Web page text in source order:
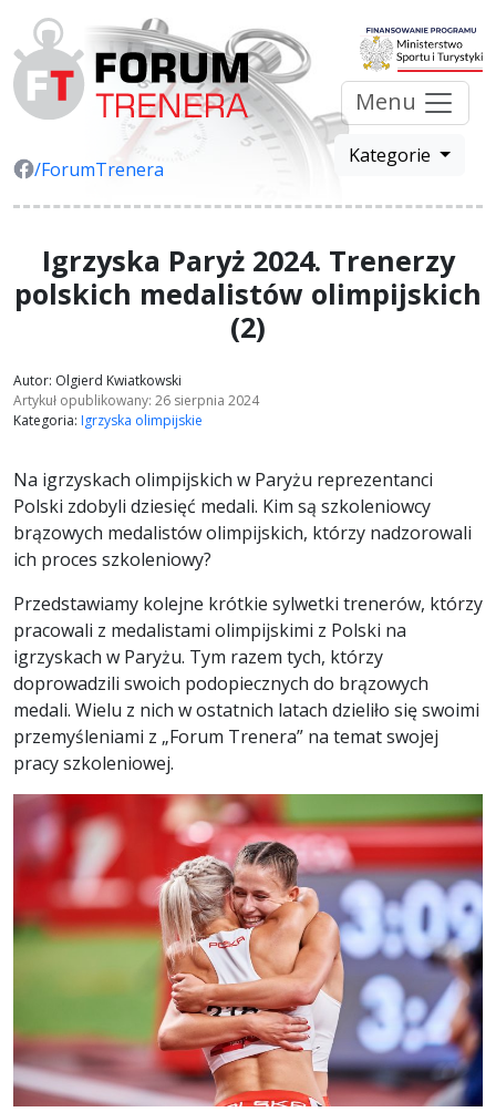
/ForumTrenera
Menu
Kategorie
Igrzyska Paryż 2024. Trenerzy
polskich medalistów olimpijskich
(2)
Autor: Olgierd Kwiatkowski
Artykuł opublikowany: 26 sierpnia 2024
Kategoria: Igrzyska olimpijskie
Na igrzyskach olimpijskich w Paryżu reprezentanci
Polski zdobyli dziesięć medali. Kim są szkoleniowcy
brązowych medalistów olimpijskich, którzy nadzorowali
ich proces szkoleniowy?
Przedstawiamy kolejne krótkie sylwetki trenerów, którzy
pracowali z medalistami olimpijskimi z Polski na
igrzyskach w Paryżu. Tym razem tych, którzy
doprowadzili swoich podopiecznych do brązowych
medali. Wielu z nich w ostatnich latach dzieliło się swoimi
przemyśleniami z „Forum Trenera” na temat swojej
pracy szkoleniowej.